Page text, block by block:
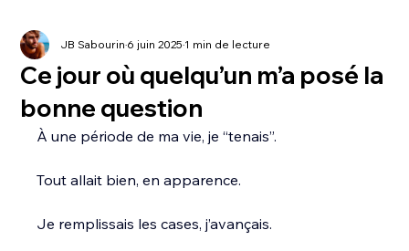
Ce jour où quelqu’un m’a posé la
bonne question
JB Sabourin6 juin 20251 min de lecture
À une période de ma vie, je “tenais”.
Tout allait bien, en apparence.
Je remplissais les cases, j’avançais.